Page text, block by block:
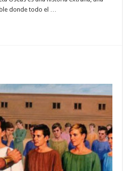
donde todo el …